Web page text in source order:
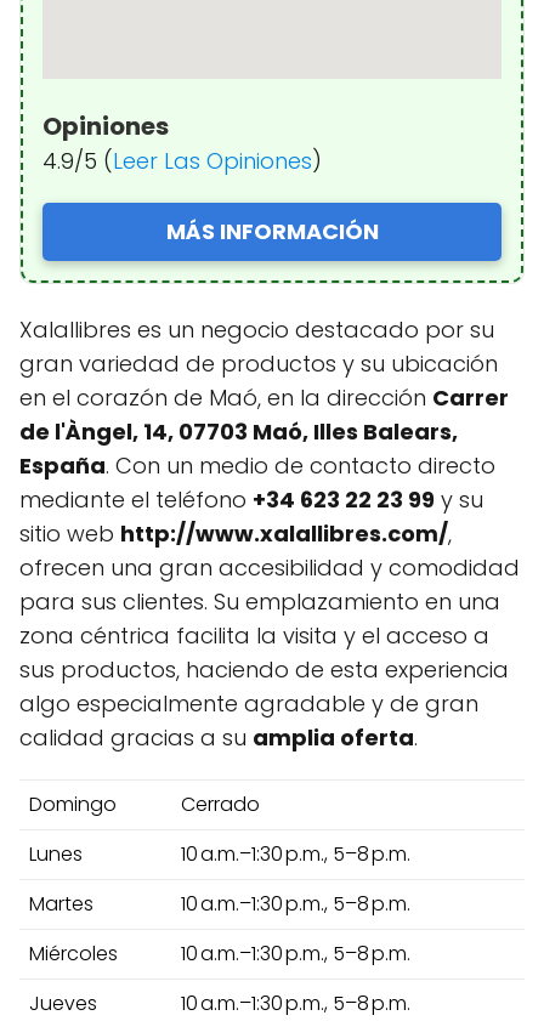
Opiniones
4.9/5 (Leer Las Opiniones)
MÁS INFORMACIÓN
Xalallibres es un negocio destacado por su
gran variedad de productos y su ubicación
en el corazón de Maó, en la dirección Carrer
de l'Àngel, 14, 07703 Maó, Illes Balears,
España. Con un medio de contacto directo
mediante el teléfono +34 623 22 23 99 y su
sitio web http://www.xalallibres.com/,
ofrecen una gran accesibilidad y comodidad
para sus clientes. Su emplazamiento en una
zona céntrica facilita la visita y el acceso a
sus productos, haciendo de esta experiencia
algo especialmente agradable y de gran
calidad gracias a su amplia oferta.
Domingo
Cerrado
Lunes
10 a.m.–1:30 p.m., 5–8 p.m.
Martes
10 a.m.–1:30 p.m., 5–8 p.m.
Miércoles
10 a.m.–1:30 p.m., 5–8 p.m.
Jueves
10 a.m.–1:30 p.m., 5–8 p.m.